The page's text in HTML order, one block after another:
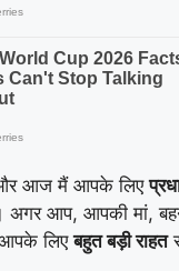
आज मैं आपके लिए
आप, आपकी मां,
आपके लिएबहुत बड़ी राहत